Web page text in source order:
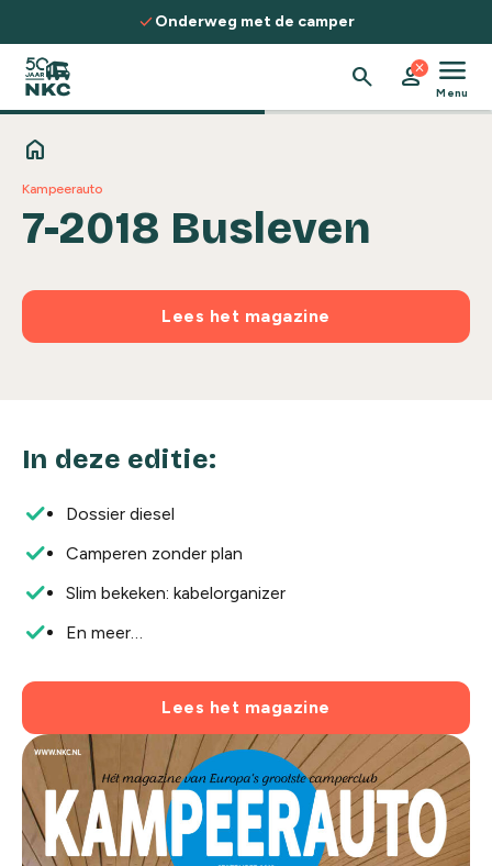
Spring naar de inhoud
checkOnderweg met de camper
search person
close menu
Menu
home
Kampeerauto
7-2018 Busleven
Lees het magazine
In deze editie:
Dossier diesel
Camperen zonder plan
Slim bekeken: kabelorganizer
En meer…
Lees het magazine